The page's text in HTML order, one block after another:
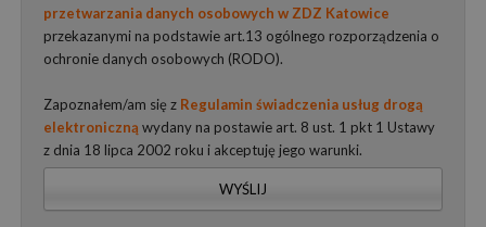
przetwarzania danych osobowych w ZDZ Katowice
przekazanymi na podstawie art.13 ogólnego rozporządzenia o
ochronie danych osobowych (RODO).
Zapoznałem/am się z Regulamin świadczenia usług drogą
elektroniczną wydany na postawie art. 8 ust. 1 pkt 1 Ustawy
z dnia 18 lipca 2002 roku i akceptuję jego warunki.
WYŚLIJ